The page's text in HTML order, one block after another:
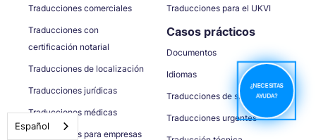
¿NECESITAS
AYUDA?
Traducciones comerciales
Traducciones con
certificación notarial
Traducciones de localización
Traducciones jurídicas
Traducciones médicas
Traducciones para empresas
Traducciones para el UKVI
Casos prácticos
Documentos
Idiomas
Traducciones de sitios web
Traducciones urgentes
Español